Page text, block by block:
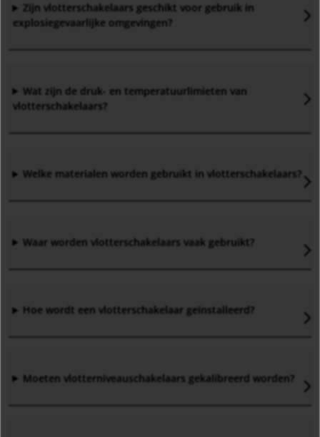
Zijn vlotterschakelaars geschikt voor gebruik in
explosiegevaarlijke omgevingen ?
Wat zijn de druk- en temperatuurlimieten van
vlotterschakelaars?
Welke materialen worden gebruikt in vlotterschakelaars ?
Waar worden vlotterschakelaars vaak gebruikt ?
Hoe wordt een vlotterschakelaar geïnstalleerd ?
Moeten vlotterniveauschakelaars gekalibreerd worden?